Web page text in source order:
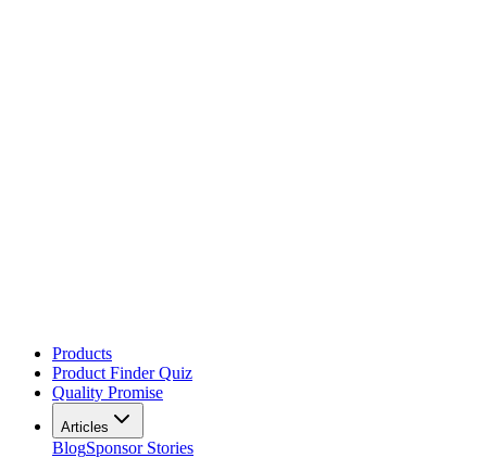
Products
Product Finder Quiz
Quality Promise
Articles
BlogSponsor Stories